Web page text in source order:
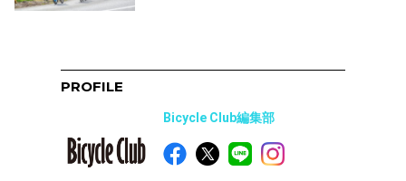
PROFILE
Bicycle Club編集部